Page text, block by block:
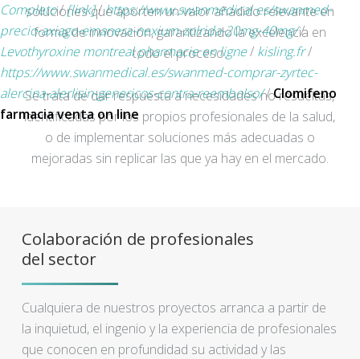
Completo/[link]/https://www.swanmedical.es/swanmed-
precio-axiago-emanera-nexium-zolrida-20mg-40mg//
Levothyroxine montreal pharmacie en ligne/ kisling.fr/
https://www.swanmedical.es/swanmed-comprar-zyrtec-
alercina-alerlisin-genericos-contra-reembolso//Clomifeno
farmacia venta on line
soluciones que aporten un valor añadido relevante en
forma de innovación, garantizando la excelencia en
todo el proceso.
Se trata de dar respuesta a necesidades no resueltas,
identificadas por los propios profesionales de la salud,
o de implementar soluciones más adecuadas o
mejoradas sin replicar las que ya hay en el mercado.
Colaboración de profesionales
del sector
Cualquiera de nuestros proyectos arranca a partir de
la inquietud, el ingenio y la experiencia de profesionales
que conocen en profundidad su actividad y las